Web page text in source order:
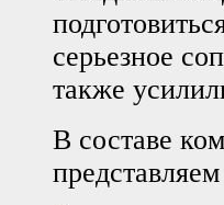
серьезное
также
В составе